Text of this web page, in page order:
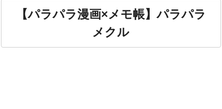
【パラパラ漫画×メモ帳】パラパラ
メクル